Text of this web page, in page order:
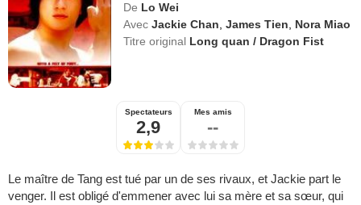
De Lo Wei
Avec Jackie Chan,James Tien, Nora Miao
Titre original Long quan / Dragon Fist
Spectateurs
2,9
Mes amis
--
Le maître de Tang est tué par un de ses rivaux, et Jackie part le
venger. Il est obligé d'emmener avec lui sa mère et sa sœur, qui